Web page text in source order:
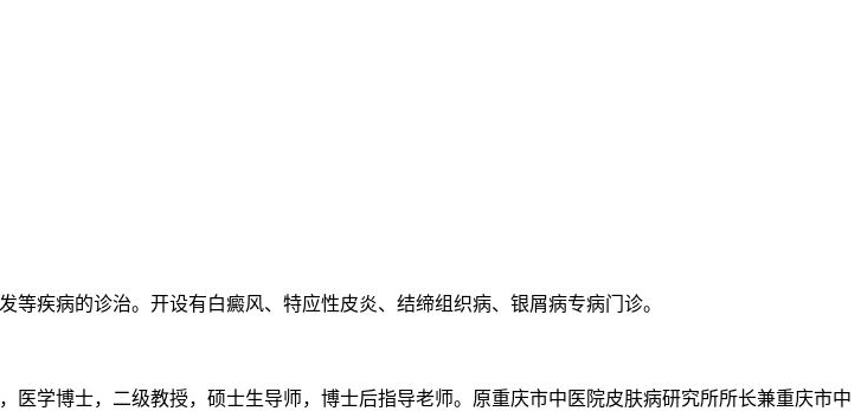
疾病的诊治。开设有白癜风、特应性皮炎、结缔组织病、银屑病专病门诊。
学博士，二级教授，硕士生导师，博士后指导老师。原重庆市中医院皮肤病研究所所长兼重庆市中